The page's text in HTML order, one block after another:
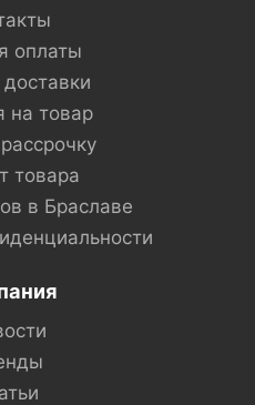
оплаты
на товар
товара
в Браславе